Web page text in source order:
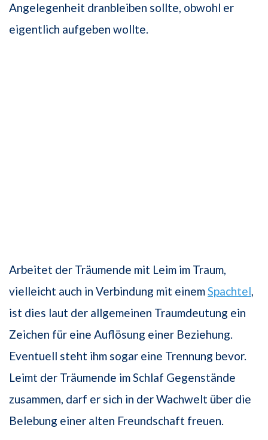
Angelegenheit dranbleiben sollte, obwohl er
eigentlich aufgeben wollte.
Arbeitet der Träumende mit Leim im Traum,
vielleicht auch in Verbindung mit einemSpachtel,
ist dies laut der allgemeinen Traumdeutung ein
Zeichen für eine Auflösung einer Beziehung.
Eventuell steht ihm sogar eine Trennung bevor.
Leimt der Träumende im Schlaf Gegenstände
zusammen, darf er sich in der Wachwelt über die
Belebung einer alten Freundschaft freuen.